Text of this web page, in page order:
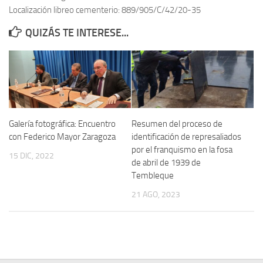
Memoria Histórica
Investigación previa de la represión en Talavera de la Reina (1937-
1947).
Informe Represión en Toledo 1936-1947 | Buscador
Informe de la fosa de abril de 1939 de Tembleque
Enciclopedia Republicana
Izquierda Republicana. Agrupaciones y Militantes (1934-1939)
Localización libreo cementerio: 889/905/C/42/20-35
QUIZÁS TE INTERESE...
Galería fotográfica: Encuentro
con Federico Mayor Zaragoza
15 DIC, 2022
Resumen del proceso de
identificación de represaliados
por el franquismo en la fosa
de abril de 1939 de
Tembleque
21 AGO, 2023